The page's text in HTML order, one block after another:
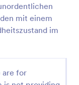
mit einem
im
are for
und
auf eine
mit Ihren